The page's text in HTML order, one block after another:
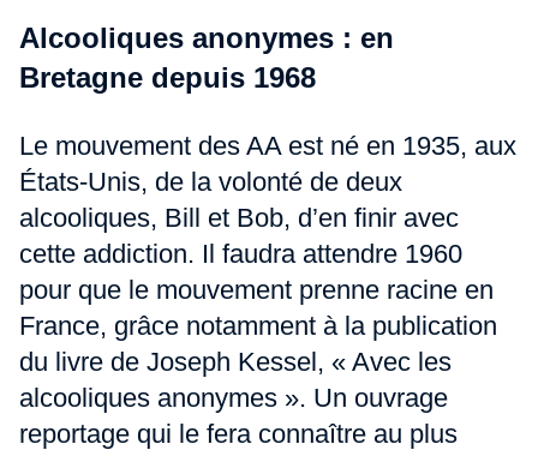
Alcooliques anonymes : en
Bretagne depuis 1968
Le mouvement des AA est né en 1935, aux
États-Unis, de la volonté de deux
alcooliques, Bill et Bob, d’en finir avec
cette addiction. Il faudra attendre 1960
pour que le mouvement prenne racine en
France, grâce notamment à la publication
du livre de Joseph Kessel, « Avec les
alcooliques anonymes ». Un ouvrage
reportage qui le fera connaître au plus